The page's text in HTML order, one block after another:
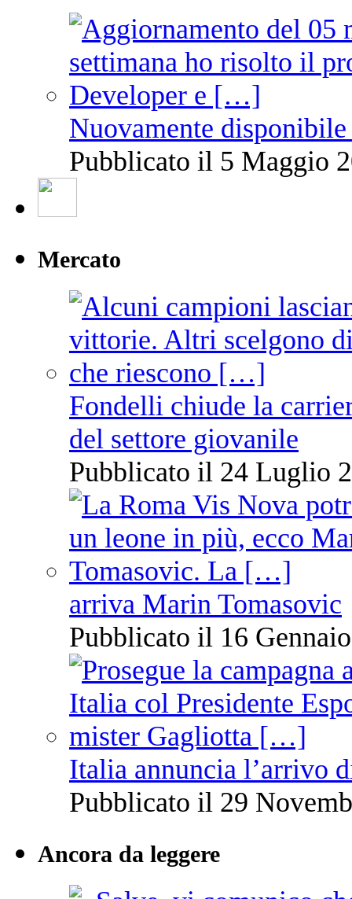
Nuovamente
Pubblicato il 5 Maggio
Mercato
Fondelli chiude la
del settore giovanile
Pubblicato il 24 Luglio
arriva Marin Tomasovic
Pubblicato il 16
Italia annuncia l’arrivo
Pubblicato il 29
Ancora da leggere